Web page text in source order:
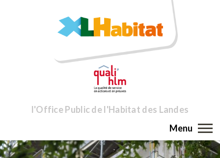
l'Office Public de l'Habitat des Landes
Menu